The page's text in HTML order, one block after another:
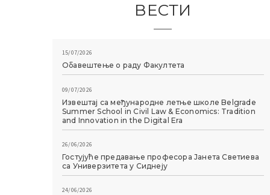
ВЕСТИ
15/07/2026
Обавештење о раду Факултета
09/07/2026
Извештај са међународне летње школе Belgrade
Summer School in Civil Law & Economics: Tradition
and Innovation in the Digital Era
26/06/2026
Гостујуће предавање професора Јанета Светиева
са Универзитета у Сиднеју
24/06/2026